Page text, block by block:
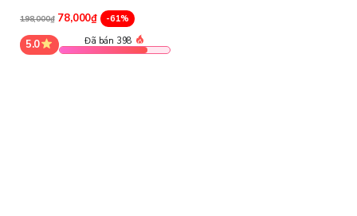
198,000₫ 78,000₫ -61%
5.0 Đã bán 398